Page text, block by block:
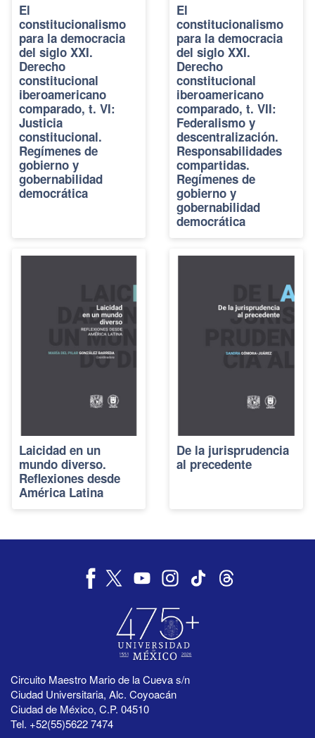
El
constitucionalismo
para la democracia
del siglo XXI.
Derecho
constitucional
iberoamericano
comparado, t. VI:
Justicia
constitucional.
Regímenes de
gobierno y
gobernabilidad
democrática
El
constitucionalismo
para la democracia
del siglo XXI.
Derecho
constitucional
iberoamericano
comparado, t. VII:
Federalismo y
descentralización.
Responsabilidades
compartidas.
Regímenes de
gobierno y
gobernabilidad
democrática
Laicidad en un
mundo diverso.
Reflexiones desde
América Latina
De la jurisprudencia
al precedente
Circuito Maestro Mario de la Cueva s/n
Ciudad Universitaria, Alc. Coyoacán
Ciudad de México, C.P. 04510
Tel. +52(55)5622 7474